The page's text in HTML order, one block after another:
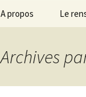
A propos Le
Archives